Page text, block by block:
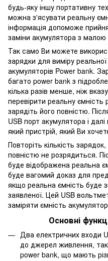
будь-яку іншу портативну
можна з'ясувати реальну
інформація допоможе
заміни акумулятора з
Так само Ви можете
зарядки для виміру
акумуляторів Power bank.
багато power bank з
кілька разів менше, ніж
перевірити реальну
зарядіть його повністю.
USB порт акумулятора і
який пристрій, який Ви
Повторіть кількість
повністю не розрядиться.
буде відображена реальна
буде вагомий доказ для
якщо реальна ємність буде
заявленої. Цей USB
заміряти ємність
Основні
Два електричних входи
до джерел живлення,
power bank, що мають